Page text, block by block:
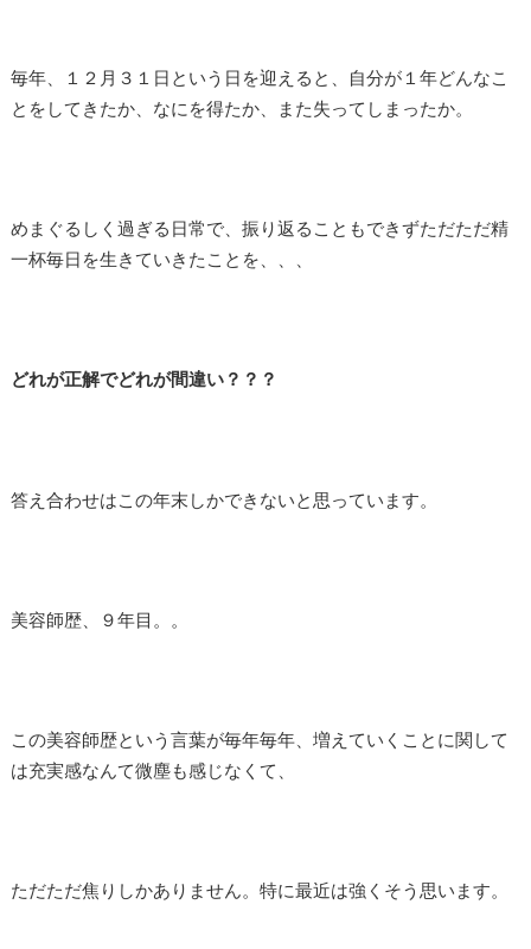
毎年、１２月３１日という日を迎えると、自分が１年どんなこ
とをしてきたか、なにを得たか、また失ってしまったか。
めまぐるしく過ぎる日常で、振り返ることもできずただただ精
一杯毎日を生きていきたことを、、、
どれが正解でどれが間違い？？？
答え合わせはこの年末しかできないと思っています。
美容師歴、９年目。。
この美容師歴という言葉が毎年毎年、増えていくことに関して
は充実感なんて微塵も感じなくて、
ただただ焦りしかありません。特に最近は強くそう思います。